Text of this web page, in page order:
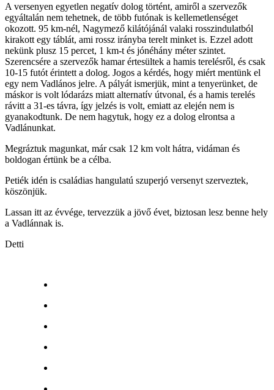
A versenyen egyetlen negatív dolog történt, amiről a szervezők
egyáltalán nem tehetnek, de több futónak is kellemetlenséget
okozott. 95 km-nél, Nagymező kilátójánál valaki rosszindulatból
kirakott egy táblát, ami rossz irányba terelt minket is. Ezzel adott
nekünk plusz 15 percet, 1 km-t és jónéhány méter szintet.
Szerencsére a szervezők hamar értesültek a hamis terelésről, és csak
10-15 futót érintett a dolog. Jogos a kérdés, hogy miért mentünk el
egy nem Vadlános jelre. A pályát ismerjük, mint a tenyerünket, de
máskor is volt lódarázs miatt alternatív útvonal, és a hamis terelés
rávitt a 31-es távra, így jelzés is volt, emiatt az elején nem is
gyanakodtunk. De nem hagytuk, hogy ez a dolog elrontsa a
Vadlánunkat.
Megráztuk magunkat, már csak 12 km volt hátra, vidáman és
boldogan értünk be a célba.
Petiék idén is családias hangulatú szuperjó versenyt szerveztek,
köszönjük.
Lassan itt az évvége, tervezzük a jövő évet, biztosan lesz benne hely
a Vadlánnak is.
Detti